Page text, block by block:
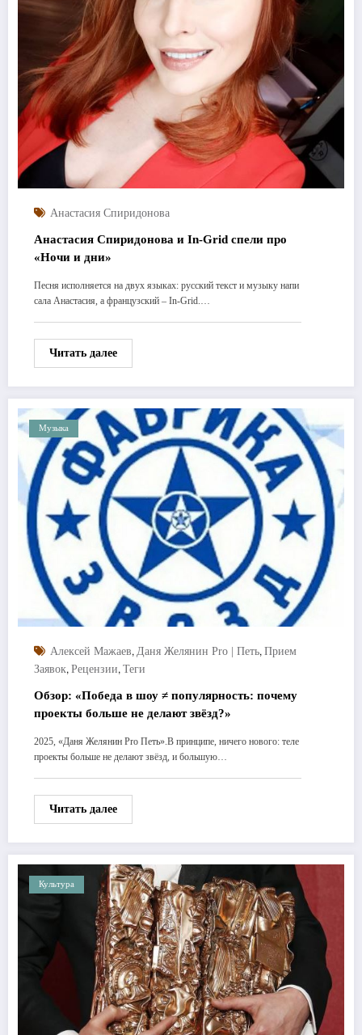
Анастасия Спиридонова
Анастасия Спиридонова и In-Grid спели про
«Ночи и дни»
Песня исполняется на двух языках: русский текст и музыку напи
сала Анастасия, а французский – In-Grid.…
Читать далее
Музыка
Алексей Мажаев, Даня Желянин Pro | Петь, Прием
Заявок, Рецензии, Теги
Обзор: «Победа в шоу ≠ популярность: почему
проекты больше не делают звёзд?»
2025, «Даня Желянин Pro Петь».В принципе, ничего нового: теле
проекты больше не делают звёзд, и большую…
Читать далее
Культура